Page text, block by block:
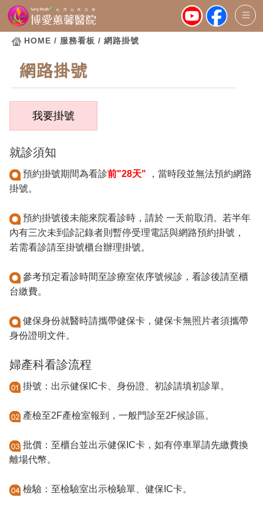
HOME / 服務看板 / 網路掛號
網路掛號
就診須知
預約掛號期間為看診前"28天" ，當時段並無法預約網路
掛號。
預約掛號後未能來院看診時，請於 一天前取消。若半年
內有三次未到診記錄者則暫停受理電話與網路預約掛號，
若需看診請至掛號櫃台辦理掛號。
參考預定看診時間至診療室依序號候診，看診後請至櫃
台繳費。
健保身份就醫時請攜帶健保卡，健保卡無照片者須攜帶
身份證明文件。
婦產科看診流程
掛號：出示健保IC卡、身份證、初診請填初診單。
產檢至2F產檢室報到，一般門診至2F候診區。
批價：至櫃台並出示健保IC卡，如有停車單請先繳費換
離場代幣。
檢驗：至檢驗室出示檢驗單、健保IC卡。